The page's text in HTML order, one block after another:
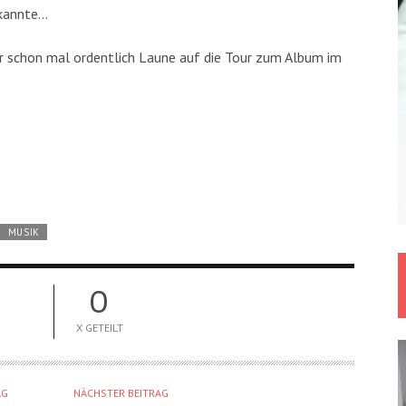
mal ordentlich Laune auf die Tour zum Album im
MUSIK
0
X GETEILT
NÄCHSTER BEITRAG